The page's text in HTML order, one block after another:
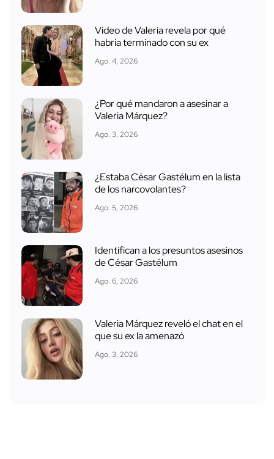
Video de Valeria revela por qué
habría terminado con su ex
Ago. 4, 2026
¿Por qué mandaron a asesinar a
Valeria Márquez?
Ago. 3, 2026
¿Estaba César Gastélum en la lista
de los narcovolantes?
Ago. 5, 2026
Identifican a los presuntos asesinos
de César Gastélum
Ago. 6, 2026
Valeria Márquez reveló el chat en el
que su ex la amenazó
Ago. 3, 2026